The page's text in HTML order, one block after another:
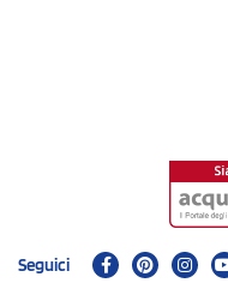
Seguici